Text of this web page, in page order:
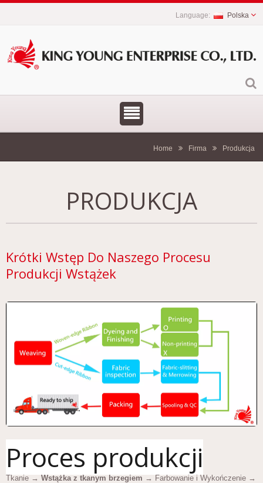
Polska
Home Firma Produkcja
PRODUKCJA
Krótki Wstęp Do Naszego Procesu
Produkcji Wstążek
Proces produkcji
Tkanie → Wstążka z tkanym brzegiem → Farbowanie i Wykończenie →